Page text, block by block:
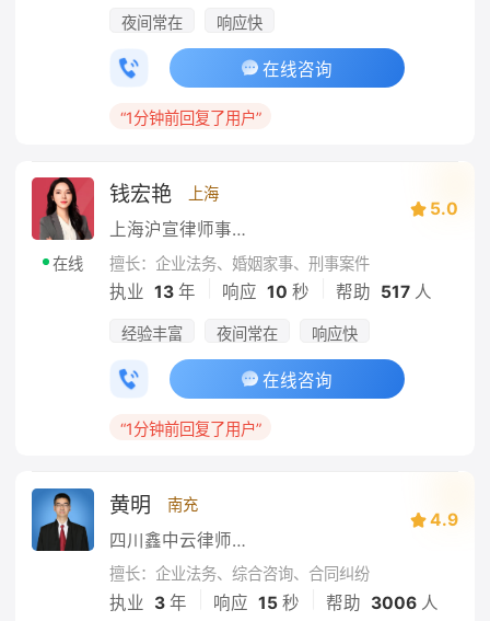
夜间常在 响应快
在线咨询
“1分钟前回复了用户”
在线
钱宏艳 上海
上海沪宣律师事务所
5.0
擅长：企业法务、婚姻家事、刑事案件
执业 13 年 响应 10 秒 帮助 517人
经验丰富 夜间常在 响应快
在线咨询
“1分钟前回复了用户”
黄明 南充
四川鑫中云律师事务所
4.9
擅长：企业法务、综合咨询、合同纠纷
执业 3 年 响应 15秒 帮助 3006人